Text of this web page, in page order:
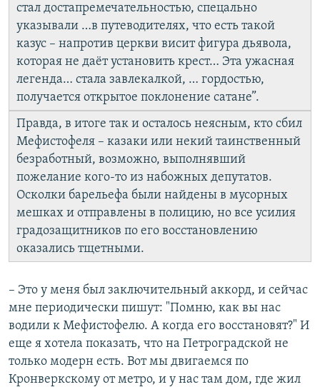
стал достапремечательностью, спецально
указывали …в путеводителях, что есть такой
казус – напротив церкви висит фигура дьявола,
которая не даёт установить крест… Эта ужасная
легенда… стала завлекалкой, … гордостью,
получается открытое поклонение сатане”.
Правда, в итоге так и осталось неясным, кто сбил
Мефистофеля – казаки или некий таинственный
безработный, возможно, выполнявший
пожелание кого-то из набожных депутатов.
Осколки барельефа были найдены в мусорных
мешках и отправлены в полицию, но все усилия
градозащитников по его восстановлению
оказались тщетными.
– Это у меня был заключительный аккорд, и сейчас
мне периодически пишут: "Помню, как вы нас
водили к Мефистофелю. А когда его восстановят?" И
еще я хотела показать, что на Петроградской не
только модерн есть. Вот мы двигаемся по
Кронверкскому от метро, и у нас там дом, где жил